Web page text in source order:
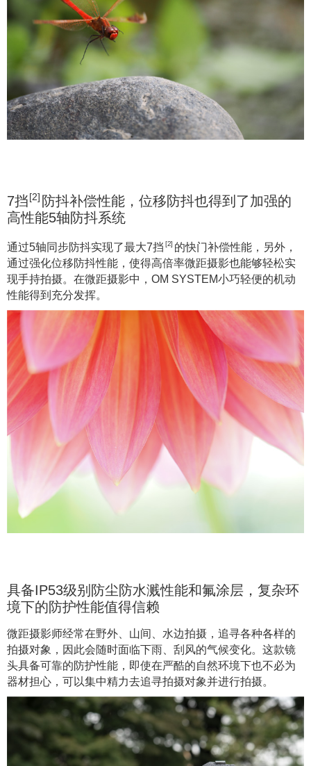
7挡[2] 防抖补偿性能，位移防抖也得到了加强的
高性能5轴防抖系统
通过5轴同步防抖实现了最大7挡 [2] 的快门补偿性能，另外，
通过强化位移防抖性能，使得高倍率微距摄影也能够轻松实
现手持拍摄。在微距摄影中，OM SYSTEM小巧轻便的机动
性能得到充分发挥。
具备IP53级别防尘防水溅性能和氟涂层，复杂环
境下的防护性能值得信赖
微距摄影师经常在野外、山间、水边拍摄，追寻各种各样的
拍摄对象，因此会随时面临下雨、刮风的气候变化。这款镜
头具备可靠的防护性能，即使在严酷的自然环境下也不必为
器材担心，可以集中精力去追寻拍摄对象并进行拍摄。